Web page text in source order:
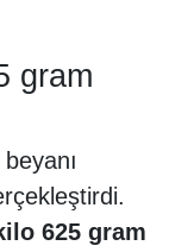
gram
625 gram